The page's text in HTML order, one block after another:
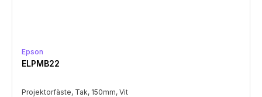
Epson
ELPMB22
Projektorfäste, Tak, 150mm, Vit